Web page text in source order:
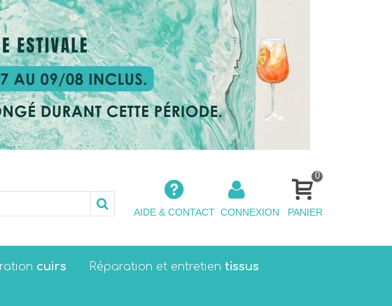
AIDE & CONTACT CONNEXION
0
PANIER
cuirs Réparation et entretien tissus